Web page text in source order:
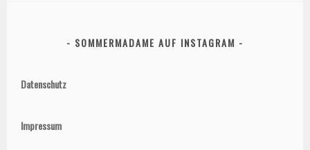
SOMMERMADAME AUF INSTAGRAM
Datenschutz
Impressum